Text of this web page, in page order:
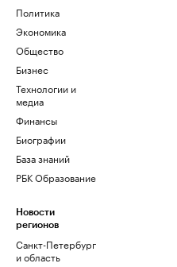
Политика
Экономика
Общество
Бизнес
Технологии и
медиа
Финансы
Биографии
База знаний
РБК Образование
Новости
регионов
Санкт-Петербург
и область